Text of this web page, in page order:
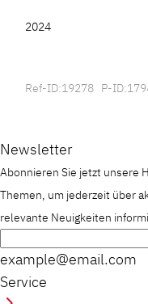
2024
Ref-ID:19278 P-
Newsletter
Abonnieren Sie jetzt unsere
Themen, um jederzeit über
relevante Neuigkeiten
example@email.com
Service